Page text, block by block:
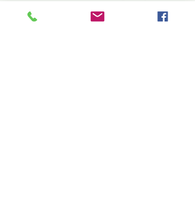
los visitantes podrán conocer diferentes